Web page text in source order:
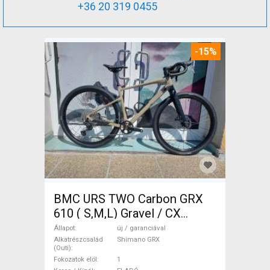
+36 20 319 0455
-15%
BMC URS TWO Carbon GRX
610 ( S,M,L) Gravel / CX
Shimano GRX tárcsafék új /
garanciával ELADÓ
Állapot
új / garanciával
Alkatrészcsalád
(Outi)
Shimano GRX
Fokozatok elöl
1